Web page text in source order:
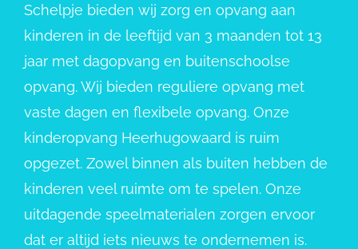
Schelpje bieden wij zorg en opvang aan
kinderen in de leeftijd van 3 maanden tot 13
jaar met dagopvang en buitenschoolse
opvang. Wij bieden reguliere opvang met
vaste dagen en flexibele opvang. Onze
kinderopvang Heerhugowaard is ruim
opgezet. Zowel binnen als buiten hebben de
kinderen veel ruimte om te spelen. Onze
uitdagende speelmaterialen zorgen ervoor
dat er altijd iets nieuws te ondernemen is.